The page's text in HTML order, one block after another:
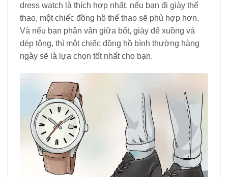
dress watch là thích hợp nhất. nếu bạn đi giày thể
thao, một chiếc đồng hồ thể thao sẽ phù hợp hơn.
Và nếu bạn phân vân giữa bốt, giày đế xuồng và
dép tông, thì một chiếc đồng hồ bình thường hàng
ngày sẽ là lựa chọn tốt nhất cho bạn.